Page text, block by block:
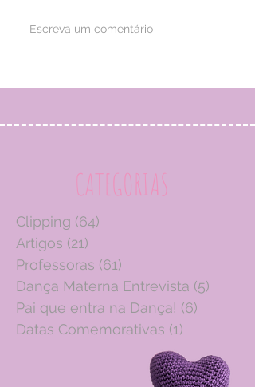
Escreva um comentário
CATEGORIAS
Clipping (64)
Artigos (21)
Professoras (61)
Dança Materna Entrevista (5)
Pai que entra na Dança! (6)
Datas Comemorativas (1)